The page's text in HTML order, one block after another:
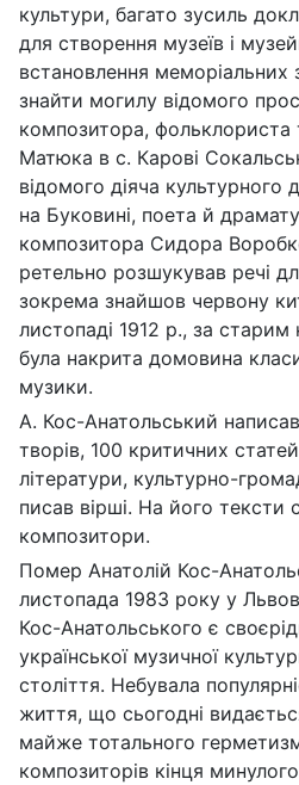
культури, багато зусиль
для створення музеїв і
встановлення меморіальних
знайти могилу відомого
композитора, фольклориста
Матюка в с. Карові
відомого діяча
на Буковині, поета й
композитора Сидора
ретельно розшукував речі
зокрема знайшов червону
листопаді 1912 р., за
була накрита домовина
музики.
А. Кос-Анатольський
творів, 100 критичних
літератури, культурно-
писав вірші. На його тексти
композитори.
Помер Анатолій Кос-
листопада 1983 року у
Кос-Анатольського є
української музичної
століття. Небувала
життя, що сьогодні
майже тотального
композиторів кінця